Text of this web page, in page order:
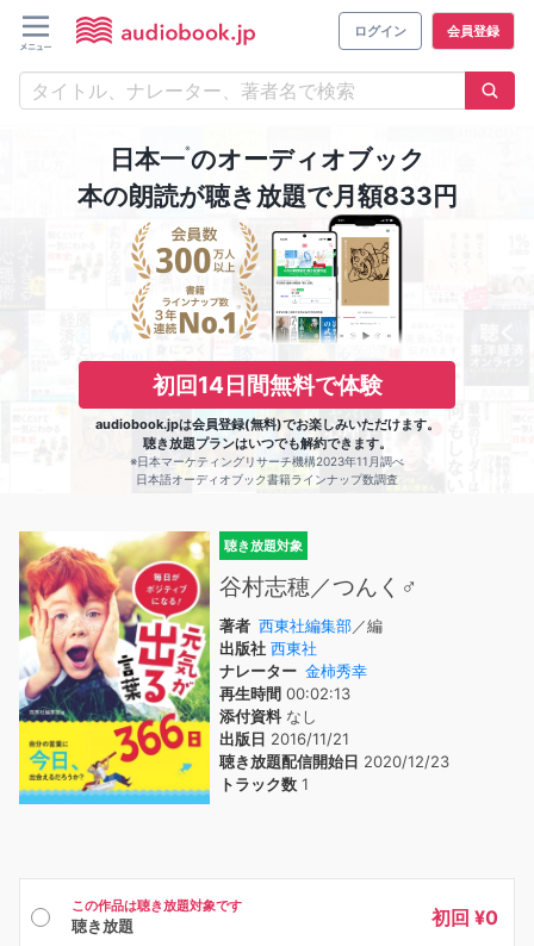
ログイン 会員登録
日本一※のオーディオブック
本の朗読が聴き放題で月額833円
初回14日間無料で体験
audiobook.jpは会員登録(無料)でお楽しみいただけます。
聴き放題プランはいつでも解約できます。
※日本マーケティングリサーチ機構2023年11月調べ
日本語オーディオブック書籍ラインナップ数調査
聴き放題対象
谷村志穂／つんく♂
著者 西東社編集部／編
出版社 西東社
ナレーター 金柿秀幸
再生時間 00:02:13
添付資料なし
出版日 2016/11/21
聴き放題配信開始日 2020/12/23
トラック数 1
この作品は聴き放題対象です
聴き放題 初回 ¥0